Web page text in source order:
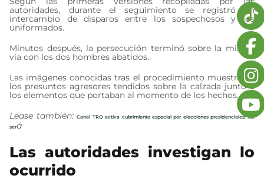
autoridades, durante el seguimiento se registró un
intercambio de disparos entre los sospechosos y los
uniformados.
Minutos después, la persecución terminó sobre la misma
vía con los dos hombres abatidos.
Las imágenes conocidas tras el procedimiento muestran a
los presuntos agresores tendidos sobre la calzada junto a
los elementos que portaban al momento de los hechos.
Léase también:Canal TRO activa cubrimiento especial por elecciones presidenciales: así
será
Las autoridades investigan lo
ocurrido